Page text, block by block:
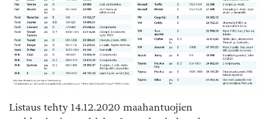
Listaus tehty 14.12.2020 maahantuojien